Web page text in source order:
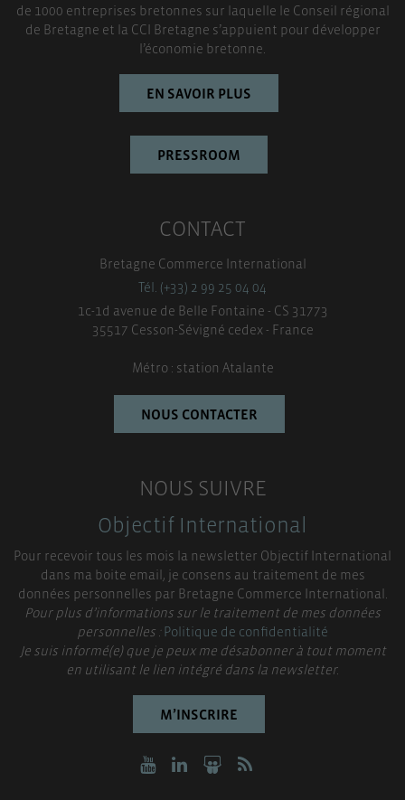
de 1000 entreprises bretonnes sur laquelle le Conseil régional
de Bretagne et la CCI Bretagne s’appuient pour développer
l’économie bretonne.
EN SAVOIR PLUS
PRESSROOM
CONTACT
Bretagne Commerce International
Tél. (+33) 2 99 25 04 04
1c-1d avenue de Belle Fontaine - CS 31773
35517 Cesson-Sévigné cedex - France
Métro : station Atalante
NOUS CONTACTER
NOUS SUIVRE
Objectif International
Pour recevoir tous les mois la newsletter Objectif International
dans ma boite email, je consens au traitement de mes
données personnelles par Bretagne Commerce International.
Pour plus d’informations sur le traitement de mes données
personnelles :Politique de confidentialité
Je suis informé(e) que je peux me désabonner à tout moment
en utilisant le lien intégré dans la newsletter.
M’INSCRIRE
TOUT ACCEPTER